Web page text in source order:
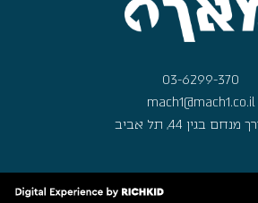
03-6299-370
mach1@mach1.co.il
בגין 44, תל אביב